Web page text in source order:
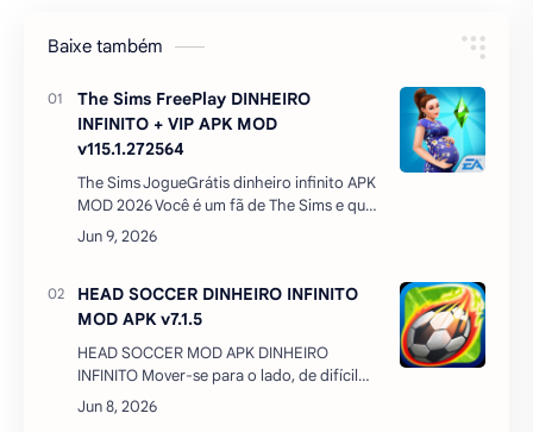
Baixe também
The Sims FreePlay DINHEIRO
INFINITO + VIP APK MOD
v115.1.272564
The Sims JogueGrátis dinheiro infinito APK
MOD 2026 Você é um fã de The Sims e quer
jogar no seu celular android? Então você
precisa conhecer o The Sims JogueGrátis
HEAD SOCCER DINHEIRO INFINITO
MOD APK v7.1.5
HEAD SOCCER MOD APK DINHEIRO
INFINITO Mover-se para o lado, de difícil
controle futebol! Um jogo de futebol com
controles fáceis que todos podem